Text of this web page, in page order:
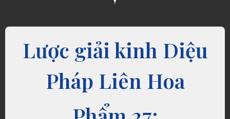
Lược giải kinh Diệu
Pháp Liên Hoa